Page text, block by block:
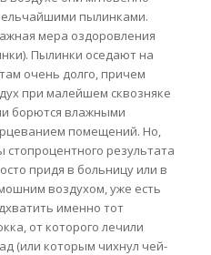
пылинками.
мера оздоровления
Пылинки оседают на
очень долго, причем
при малейшем сквозняке
борются влажными
помещений. Но,
результата
придя в больницу или в
воздухом, уже есть
именно тот
от которого лечили
(или которым чихнул чей-